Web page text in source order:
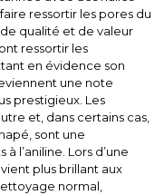
ressortir les pores du
de qualité et de valeur
ressortir les
en évidence son
une note
prestigieux. Les
et, dans certains cas,
sont une
l’aniline. Lors d’une
plus brillant aux
normal,